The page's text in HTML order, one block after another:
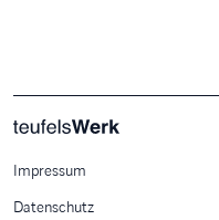
Impressum
Datenschutz